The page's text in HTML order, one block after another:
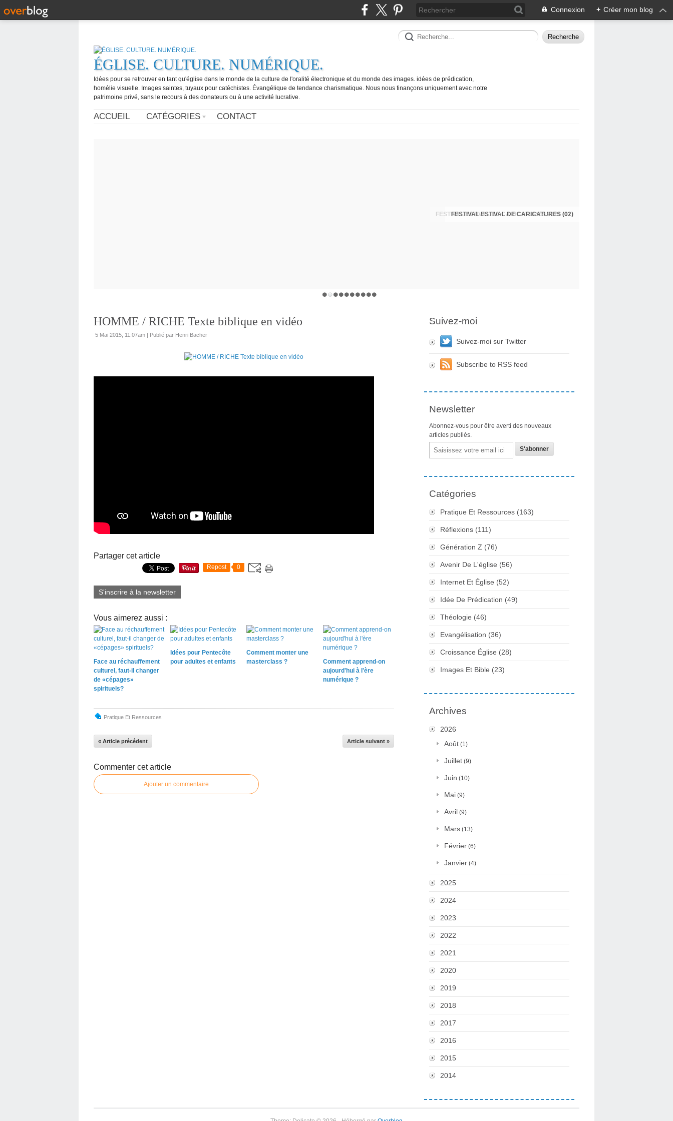
Connexion + Créer mon blog
ÉGLISE. CULTURE. NUMÉRIQUE.
Idées pour se retrouver en tant qu'église dans le monde de la culture de l'oralité électronique et du monde des images. idées de prédication,
homélie visuelle. Images saintes, tuyaux pour catéchistes. Évangélique de tendance charismatique. Nous nous finançons uniquement avec notre
patrimoine privé, sans le recours à des donateurs ou à une activité lucrative.
ACCUEIL CATÉGORIES CONTACT
FESTIVAL ESTIVAL DE CARICATURES (02)
FESTIVAL ESTIVAL DE CARICATURES 2026 (01)
HOMME / RICHE Texte biblique en vidéo
5 Mai 2015, 11:07am | Publié par Henri Bacher
Partager cet article
Repost 0
S'inscrire à la newsletter
Vous aimerez aussi :
Face au réchauffement
culturel, faut-il changer
de «cépages»
spirituels?
Idées pour Pentecôte
pour adultes et enfants
Comment monter une
masterclass ?
Comment apprend-on
aujourd'hui à l'ère
numérique ?
Pratique Et Ressources
« Article précédent Article suivant »
Commenter cet article
Ajouter un commentaire
Suivez-moi
Suivez-moi sur Twitter
Subscribe to RSS feed
Newsletter
Abonnez-vous pour être averti des nouveaux
articles publiés.
Email
Catégories
Pratique Et Ressources (163)
Réflexions (111)
Génération Z (76)
Avenir De L'église (56)
Internet Et Église (52)
Idée De Prédication (49)
Théologie (46)
Evangélisation (36)
Croissance Église (28)
Images Et Bible (23)
Archives
2026
Août (1)
Juillet (9)
Juin (10)
Mai (9)
Avril (9)
Mars (13)
Février (6)
Janvier (4)
2025
2024
2023
2022
2021
2020
2019
2018
2017
2016
2015
2014